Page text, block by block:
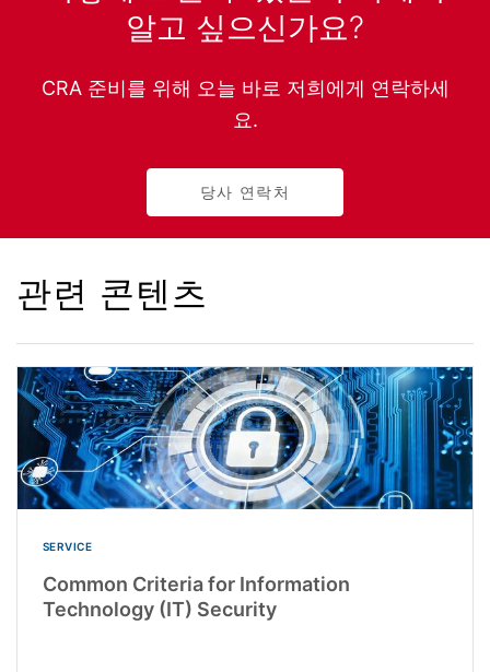
알고 싶으신가요?
CRA 준비를 위해 오늘 바로 저희에게 연락하세
요.
당사 연락처
관련 콘텐츠
SERVICE
Common Criteria for Information
Technology (IT) Security